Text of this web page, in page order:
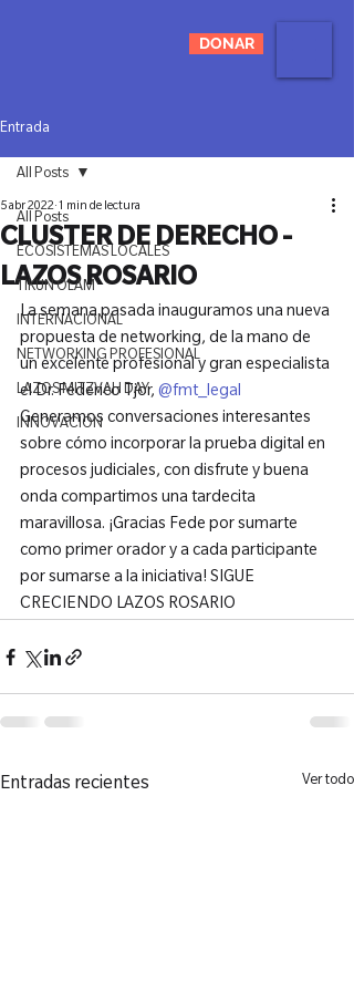
DONAR
Entrada
All Posts
ECOSISTEMAS LOCALES
TIKUN OLAM
INTERNACIONAL
NETWORKING PROFESIONAL
LAZOS MITZVAH DAY
INNOVACIÓN
All Posts
CLUSTER DE DERECHO -
LAZOS ROSARIO
5 abr 2022 1 min de lectura
La semana pasada inauguramos una nueva
propuesta de networking, de la mano de
un excelente profesional y gran especialista
el Dr. Federico Tjor, @fmt_legal
Generamos conversaciones interesantes
sobre cómo incorporar la prueba digital en
procesos judiciales, con disfrute y buena
onda compartimos una tardecita
maravillosa. ¡Gracias Fede por sumarte
como primer orador y a cada participante
por sumarse a la iniciativa! SIGUE
CRECIENDO LAZOS ROSARIO
Entradas recientes Ver todo